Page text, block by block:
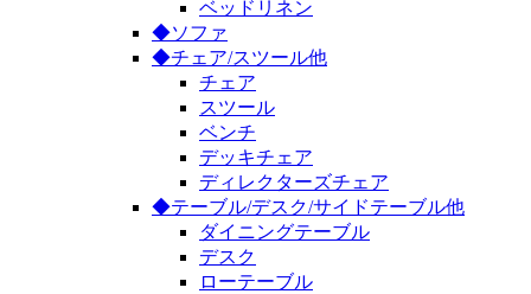
ベッドリネン
◆ソファ
◆チェア/スツール他
チェア
スツール
ベンチ
デッキチェア
ディレクターズチェア
◆テーブル/デスク/サイドテーブル他
ダイニングテーブル
デスク
ローテーブル